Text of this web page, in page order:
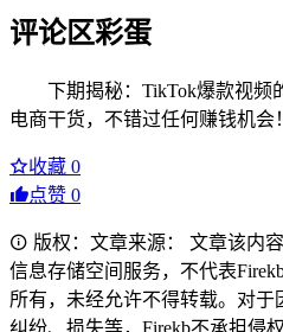
评论区彩蛋
下期揭秘：TikTok爆款视频
电商干货，不错过任何赚钱机会！
收藏 0
点赞 0
版权：文章来源： 文章该内
信息存储空间服务，不代表
所有，未经允许不得转载。对
纠纷、损失等，Firekb不承担侵